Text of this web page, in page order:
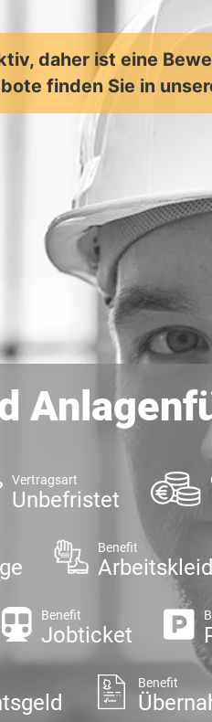
daher ist eine
finden Sie in
Vertragsart
Unbefristet
Benefit
Benefit
Jobticket
Benefit